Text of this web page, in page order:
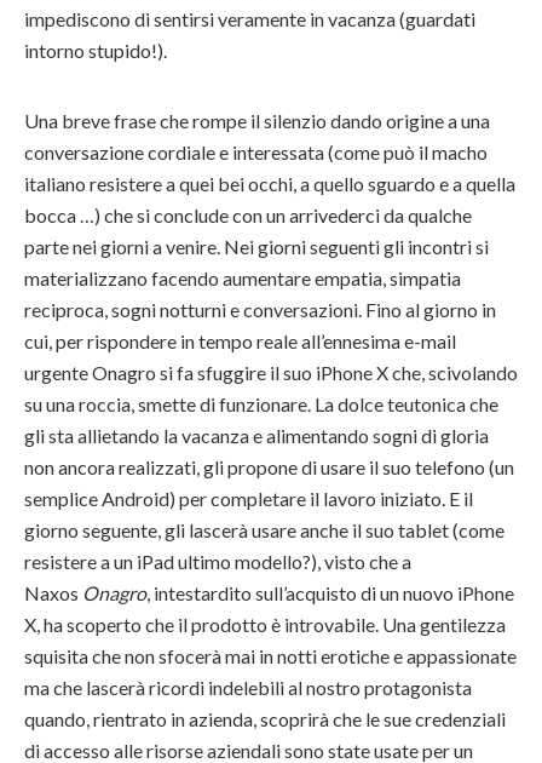
impediscono di sentirsi veramente in vacanza (guardati
intorno stupido!).
Una breve frase che rompe il silenzio dando origine a una
conversazione cordiale e interessata (come può il macho
italiano resistere a quei bei occhi, a quello sguardo e a quella
bocca …) che si conclude con un arrivederci da qualche
parte nei giorni a venire. Nei giorni seguenti gli incontri si
materializzano facendo aumentare empatia, simpatia
reciproca, sogni notturni e conversazioni. Fino al giorno in
cui, per rispondere in tempo reale all’ennesima e-mail
urgente Onagro si fa sfuggire il suo iPhone X che, scivolando
su una roccia, smette di funzionare. La dolce teutonica che
gli sta allietando la vacanza e alimentando sogni di gloria
non ancora realizzati, gli propone di usare il suo telefono (un
semplice Android) per completare il lavoro iniziato. E il
giorno seguente, gli lascerà usare anche il suo tablet (come
resistere a un iPad ultimo modello?), visto che a
Naxos Onagro, intestardito sull’acquisto di un nuovo iPhone
X, ha scoperto che il prodotto è introvabile. Una gentilezza
squisita che non sfocerà mai in notti erotiche e appassionate
ma che lascerà ricordi indelebili al nostro protagonista
quando, rientrato in azienda, scoprirà che le sue credenziali
di accesso alle risorse aziendali sono state usate per un